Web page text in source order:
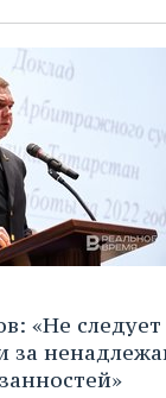
«Не следует
за